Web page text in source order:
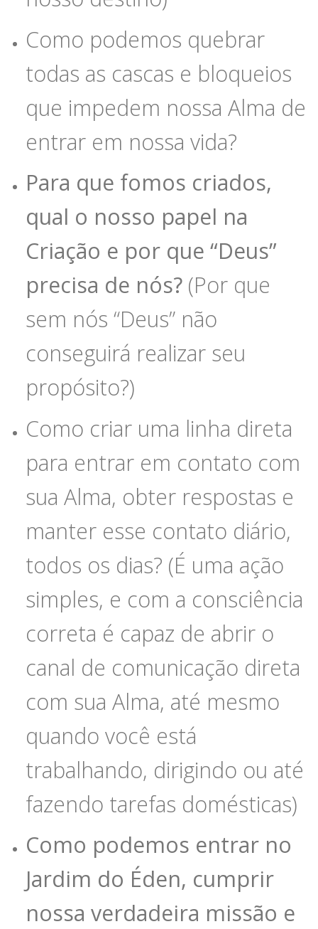
Como podemos quebrar
todas as cascas e bloqueios
que impedem nossa Alma de
entrar em nossa vida?
Para que fomos criados,
qual o nosso papel na
Criação e por que “Deus”
precisa de nós?(Por que
sem nós “Deus” não
conseguirá realizar seu
propósito?)
Como criar uma linha direta
para entrar em contato com
sua Alma, obter respostas e
manter esse contato diário,
todos os dias? (É uma ação
simples, e com a consciência
correta é capaz de abrir o
canal de comunicação direta
com sua Alma, até mesmo
quando você está
trabalhando, dirigindo ou até
fazendo tarefas domésticas)
Como podemos entrar no
Jardim do Éden, cumprir
nossa verdadeira missão e